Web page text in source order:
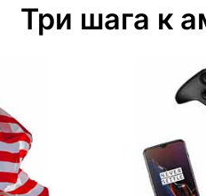
Три шага к